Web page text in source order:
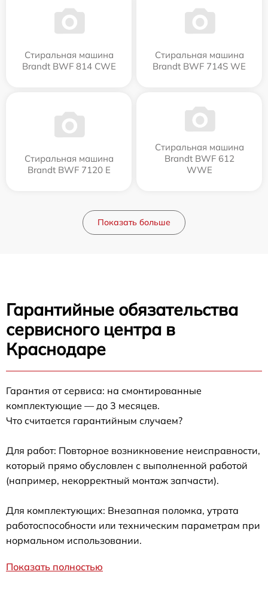
Стиральная машина
Brandt BWF 814 CWE
Стиральная машина
Brandt BWF 714S WE
Стиральная машина
Brandt BWF 7120 E
Стиральная машина
Brandt BWF 612
WWE
Показать больше
Гарантийные обязательства
сервисного центра в
Краснодаре
Гарантия от сервиса: на смонтированные
комплектующие — до 3 месяцев.
Что считается гарантийным случаем?
Для работ: Повторное возникновение неисправности,
который прямо обусловлен с выполненной работой
(например, некорректный монтаж запчасти).
Для комплектующих: Внезапная поломка, утрата
работоспособности или техническим параметрам при
нормальном использовании.
Показать полностью